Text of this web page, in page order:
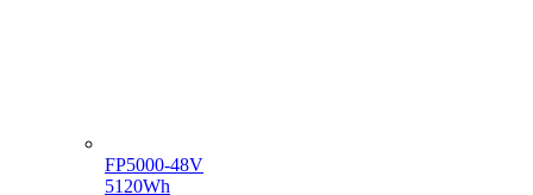
FP5000-48V
5120Wh